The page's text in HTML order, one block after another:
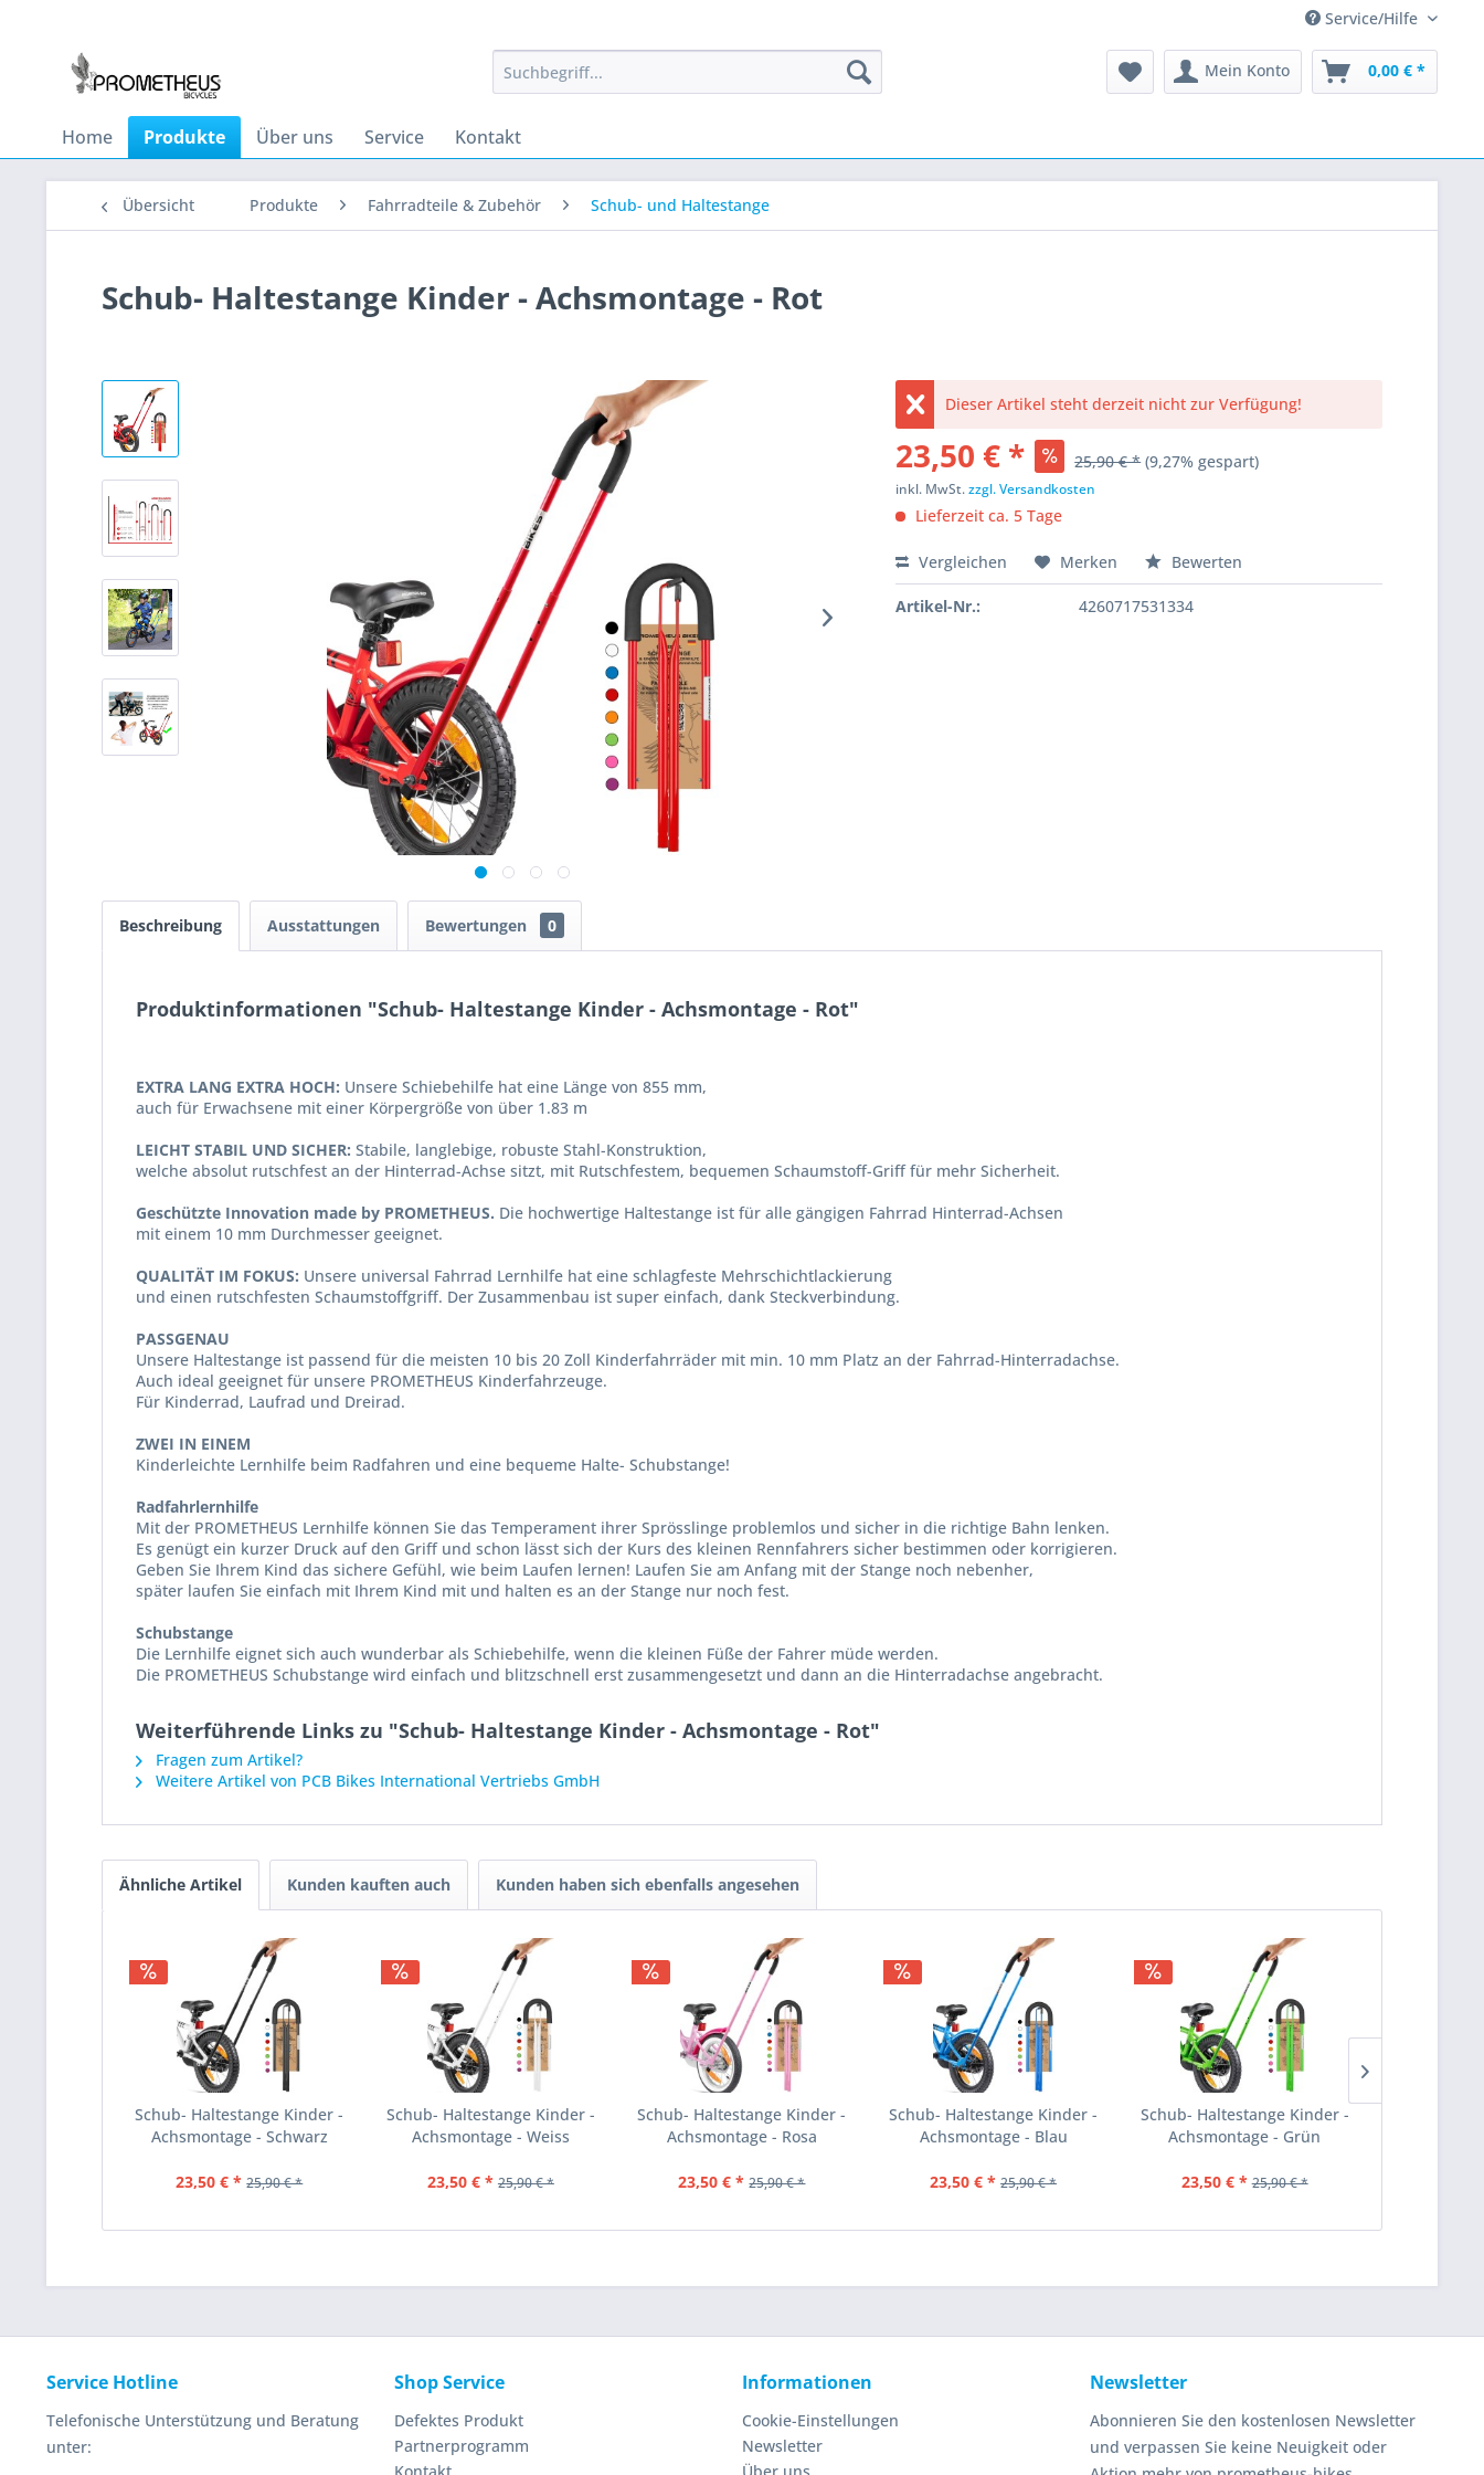
Service/Hilfe
Mein Konto 0,00 € *
Home Produkte Über uns Service Kontakt
Übersicht Produkte Fahrradteile & Zubehör Schub- und Haltestange
Schub- Haltestange Kinder - Achsmontage - Rot
Dieser Artikel steht derzeit nicht zur Verfügung!
23,50 € * 25,90 € * (9,27% gespart)
inkl. MwSt.zzgl. Versandkosten
Lieferzeit ca. 5 Tage
Vergleichen Merken Bewerten
Artikel-Nr.: 4260717531334
Beschreibung Ausstattungen Bewertungen 0
Produktinformationen "Schub- Haltestange Kinder - Achsmontage - Rot"
EXTRA LANG EXTRA HOCH: Unsere Schiebehilfe hat eine Länge von 855 mm,
auch für Erwachsene mit einer Körpergröße von über 1.83 m
LEICHT STABIL UND SICHER: Stabile, langlebige, robuste Stahl-Konstruktion,
welche absolut rutschfest an der Hinterrad-Achse sitzt, mit Rutschfestem, bequemen Schaumstoff-Griff für mehr Sicherheit.
Geschützte Innovation made by PROMETHEUS. Die hochwertige Haltestange ist für alle gängigen Fahrrad Hinterrad-Achsen
mit einem 10 mm Durchmesser geeignet.
QUALITÄT IM FOKUS: Unsere universal Fahrrad Lernhilfe hat eine schlagfeste Mehrschichtlackierung
und einen rutschfesten Schaumstoffgriff. Der Zusammenbau ist super einfach, dank Steckverbindung.
PASSGENAU
Unsere Haltestange ist passend für die meisten 10 bis 20 Zoll Kinderfahrräder mit min. 10 mm Platz an der Fahrrad-Hinterradachse.
Auch ideal geeignet für unsere PROMETHEUS Kinderfahrzeuge.
Für Kinderrad, Laufrad und Dreirad.
ZWEI IN EINEM
Kinderleichte Lernhilfe beim Radfahren und eine bequeme Halte- Schubstange!
Radfahrlernhilfe
Mit der PROMETHEUS Lernhilfe können Sie das Temperament ihrer Sprösslinge problemlos und sicher in die richtige Bahn lenken.
Es genügt ein kurzer Druck auf den Griff und schon lässt sich der Kurs des kleinen Rennfahrers sicher bestimmen oder korrigieren.
Geben Sie Ihrem Kind das sichere Gefühl, wie beim Laufen lernen! Laufen Sie am Anfang mit der Stange noch nebenher,
später laufen Sie einfach mit Ihrem Kind mit und halten es an der Stange nur noch fest.
Schubstange
Die Lernhilfe eignet sich auch wunderbar als Schiebehilfe, wenn die kleinen Füße der Fahrer müde werden.
Die PROMETHEUS Schubstange wird einfach und blitzschnell erst zusammengesetzt und dann an die Hinterradachse angebracht.
Weiterführende Links zu "Schub- Haltestange Kinder - Achsmontage - Rot"
Fragen zum Artikel?
Weitere Artikel von PCB Bikes International Vertriebs GmbH
Ähnliche Artikel Kunden kauften auch Kunden haben sich ebenfalls angesehen
Schub- Haltestange Kinder -
Achsmontage - Schwarz
23,50 € * 25,90 € *
Schub- Haltestange Kinder -
Achsmontage - Weiss
23,50 € * 25,90 € *
Schub- Haltestange Kinder -
Achsmontage - Rosa
23,50 € * 25,90 € *
Schub- Haltestange Kinder -
Achsmontage - Blau
23,50 € * 25,90 € *
Schub- Haltestange Kinder -
Achsmontage - Grün
23,50 € * 25,90 € *
Service Hotline
Telefonische Unterstützung und Beratung
unter:
Shop Service
Defektes Produkt
Partnerprogramm
Informationen
Cookie-Einstellungen
Newsletter
Newsletter
Abonnieren Sie den kostenlosen Newsletter
und verpassen Sie keine Neuigkeit oder